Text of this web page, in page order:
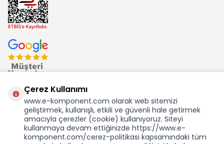
Ekom Elk. Elektronik San. ve Tic. A.Ş.'nin Tescilli Bir Markasıdır
Çerez Kullanımı
www.e-komponent.com olarak web sitemizi
geliştirmek, kullanışlı, etkili ve güvenli hale getirmek
amacıyla çerezler (cookie) kullanıyoruz. Siteyi
kullanmaya devam ettiğinizde https://www.e-
komponent.com/cerez-politikasi kapsamındaki tüm